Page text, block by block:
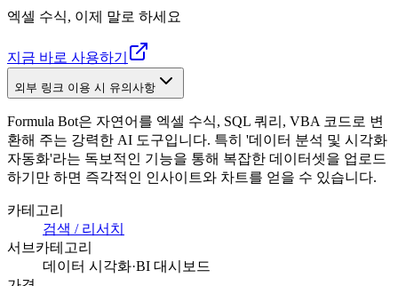
엑셀 수식, 이제 말로 하세요
지금 바로 사용하기
외부 링크 이용 시 유의사항
Formula Bot은 자연어를 엑셀 수식, SQL 쿼리, VBA 코드로 변
환해 주는 강력한 AI 도구입니다. 특히 '데이터 분석 및 시각화
자동화'라는 독보적인 기능을 통해 복잡한 데이터셋을 업로드
하기만 하면 즉각적인 인사이트와 차트를 얻을 수 있습니다.
카테고리
검색 / 리서치
서브카테고리
데이터 시각화·BI 대시보드